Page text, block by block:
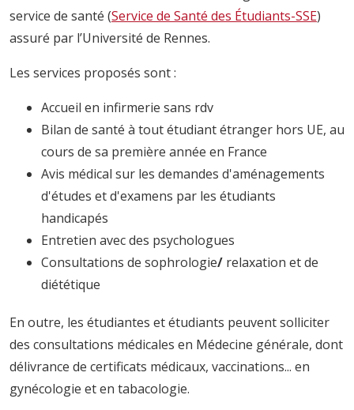
service de santé (Service de Santé des Étudiants-SSE)
assuré par l’Université de Rennes.
Les services proposés sont :
Accueil en infirmerie sans rdv
Bilan de santé à tout étudiant étranger hors UE, au
cours de sa première année en France
Avis médical sur les demandes d'aménagements
d'études et d'examens par les étudiants
handicapés
Entretien avec des psychologues
Consultations de sophrologie/ relaxation et de
diététique
En outre, les étudiantes et étudiants peuvent solliciter
des consultations médicales en Médecine générale, dont
délivrance de certificats médicaux, vaccinations... en
gynécologie et en tabacologie.